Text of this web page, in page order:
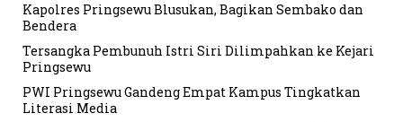
Kapolres Pringsewu Blusukan, Bagikan Sembako dan
Bendera
Tersangka Pembunuh Istri Siri Dilimpahkan ke Kejari
Pringsewu
PWI Pringsewu Gandeng Empat Kampus Tingkatkan
Literasi Media